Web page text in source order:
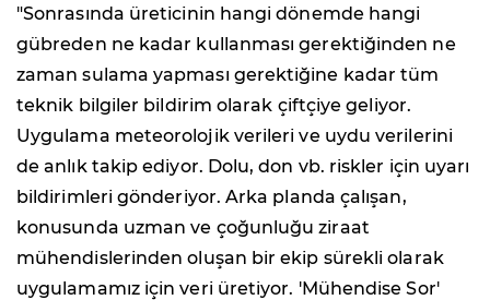
"Sonrasında üreticinin hangi dönemde hangi
gübreden ne kadar kullanması gerektiğinden ne
zaman sulama yapması gerektiğine kadar tüm
teknik bilgiler bildirim olarak çiftçiye geliyor.
Uygulama meteorolojik verileri ve uydu verilerini
de anlık takip ediyor. Dolu, don vb. riskler için uyarı
bildirimleri gönderiyor. Arka planda çalışan,
konusunda uzman ve çoğunluğu ziraat
mühendislerinden oluşan bir ekip sürekli olarak
uygulamamız için veri üretiyor. 'Mühendise Sor'